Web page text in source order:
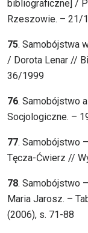
bibliograficzne] /
Rzeszowie. – 21/
75. Samobójstwa
/ Dorota Lenar //
36/1999
76. Samobójstwo
Socjologiczne. –
77. Samobójstwo
Tęcza-Ćwierz //
78. Samobójstwo
Maria Jarosz. –
(2006), s. 71-88